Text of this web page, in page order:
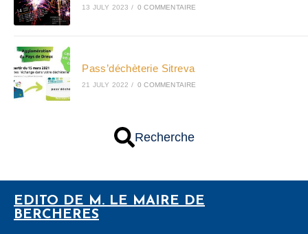
13 JULY 2023 / 0 COMMENTAIRE
Pass’déchèterie Sitreva
21 JULY 2022 / 0 COMMENTAIRE
Recherche
EDITO DE M. LE MAIRE DE
BERCHERES